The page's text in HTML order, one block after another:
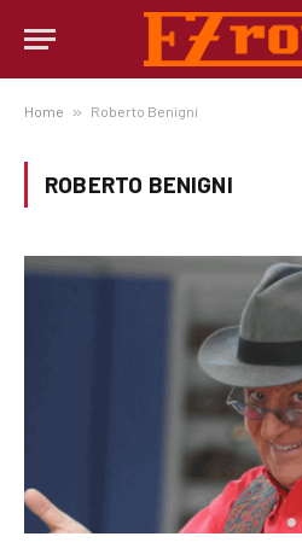
Home » Roberto Benigni
ROBERTO BENIGNI